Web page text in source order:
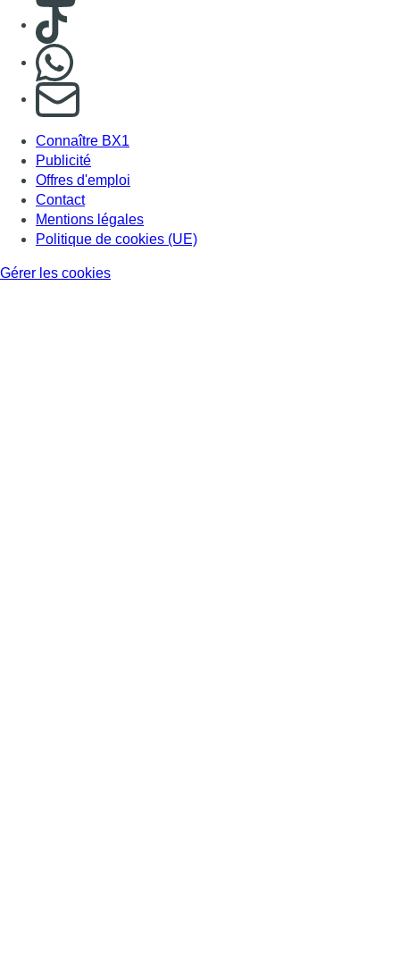
Consulter TikTok
S'abonner à notre newsletter
Connaître BX1
Publicité
Offres d'emploi
Contact
Mentions légales
Politique de cookies (UE)
Gérer les cookies